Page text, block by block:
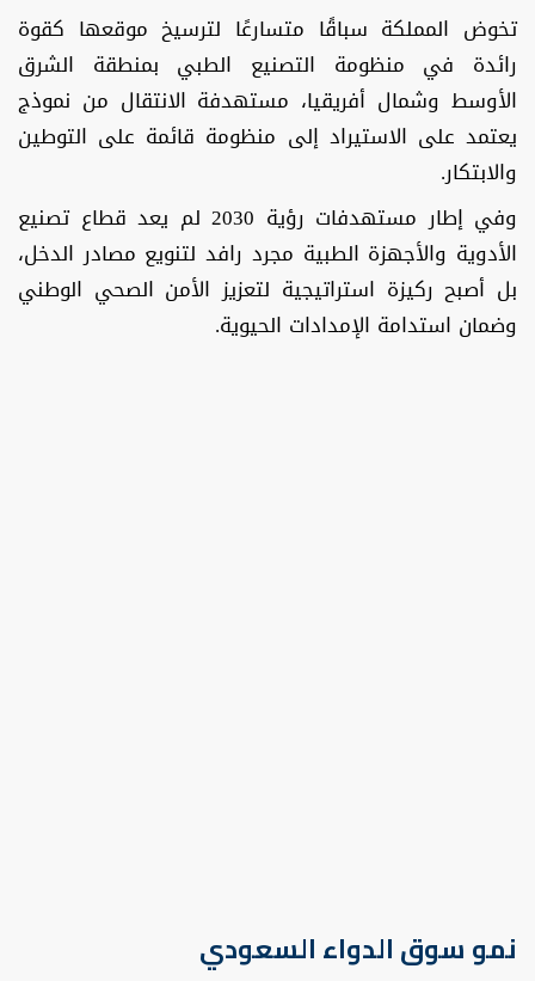
تخوض المملكة سباقًا متسارعًا لترسيخ موقعها كقوة
رائدة في منظومة التصنيع الطبي بمنطقة الشرق
الأوسط وشمال أفريقيا، مستهدفة الانتقال من نموذج
يعتمد على الاستيراد إلى منظومة قائمة على التوطين
والابتكار.
وفي إطار مستهدفات رؤية 2030 لم يعد قطاع تصنيع
الأدوية والأجهزة الطبية مجرد رافد لتنويع مصادر الدخل،
بل أصبح ركيزة استراتيجية لتعزيز الأمن الصحي الوطني
وضمان استدامة الإمدادات الحيوية.
نمو سوق الدواء السعودي